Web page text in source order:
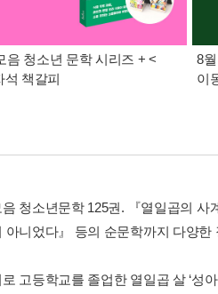
음 청소년 문학 시리즈 + <
석 책갈피
8
이
청소년문학 125권. 『열일곱의
아니었다』 등의 순문학까지 다양한
고등학교를 졸업한 열일곱 살 ‘성